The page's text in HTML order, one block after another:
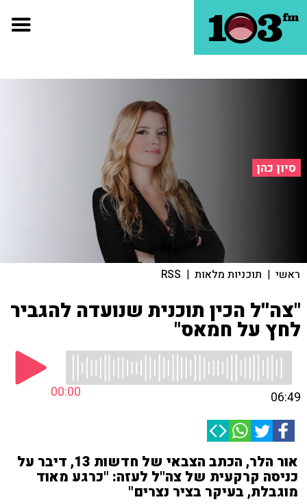
סיון כהן
ראשי | תוכניות מלאות |
RSS
"צה''ל הכין תוכנית שנועדה להגביר
לחץ על חמאס"
00:00 06:49
אור הלר, הכתב הצבאי של חדשות 13, דיבר על
כניסה קרקעית של צה"ל לעזה: "כרגע מאוד
מוגבלת, בעיקר בציר נצרים"